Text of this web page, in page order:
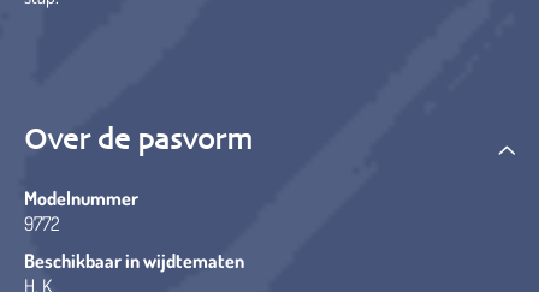
Over de pasvorm
Modelnummer
9772
Beschikbaar in wijdtematen
H, K